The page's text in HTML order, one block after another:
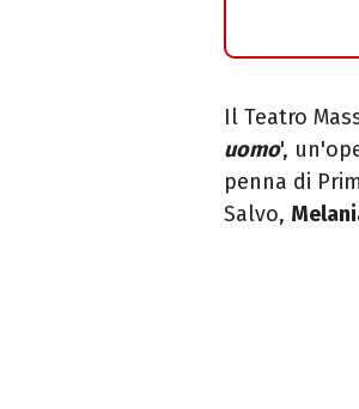
Il Teatro
uomo',
penna di
Salvo,